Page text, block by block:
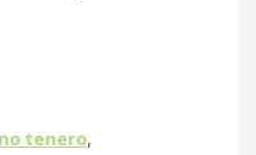
tenero,